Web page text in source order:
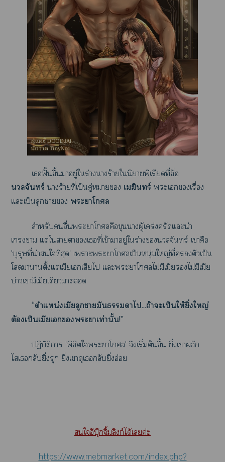
เฟื้นขึ้นาอยู่ใร่างาร้ายในิยายพีเรียดที่ชื่อ
นวลจันทร์าร้ายที่เป็นคู่า เมฆินทร์ะเเรื่อง
แะเป็นลูกา ะาโ
สำหรับอื่นะาโคือขุนาผู้เคร่งครัดแะน่า
เา แต่ใาาเที่เข้าาอยู่ใร่างนวลจันทร์ เาคือ
'บุรุษที่น่าใที่สุด' เาะะาโเป็นหนุ่มใหญ่ที่ตัวเป็น
โาาตั้งแต่เมียเเสียไ แะะาโไม่มีเมียไม่มีเมีย
บ่าวเามีเมียเดียวา
“ตำแหน่งเมียลูกามันาไ...ถ้าะเป็นให้ยิ่งใหญ่
ต้องเป็นเมียเะาเท่านั้น!”
ปฏิบัติา 'พิชิตใะาโ' จึงเริ่มต้นขึ้น ยิ่งเาผลัก
ไเกลับยิ่งรุก ยิ่งเาดุเกลับยิ่งอ่อย
ใอีบุ๊กจิ้มลิงก์ได้เค่ะ
https://www.mebmarket.com/index.php?